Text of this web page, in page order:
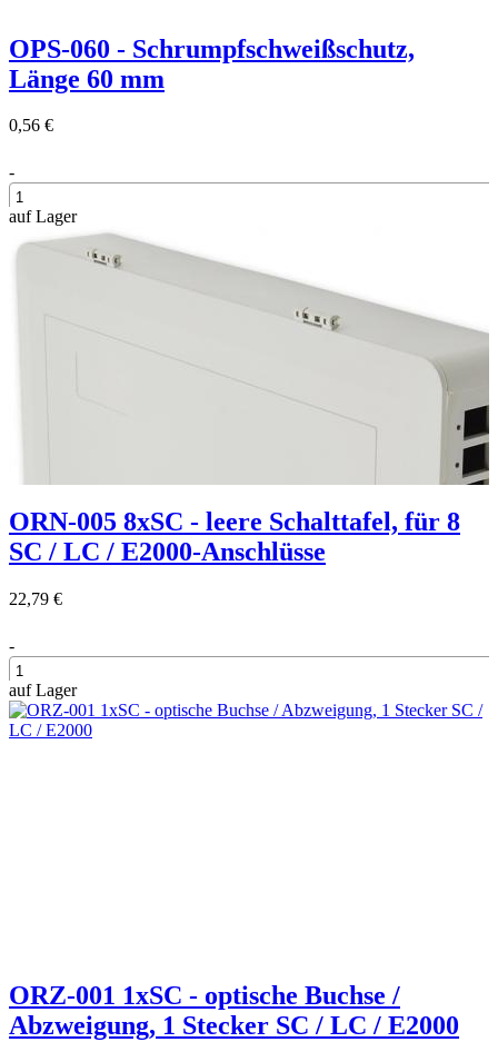
OPS-060 - Schrumpfschweißschutz,
Länge 60 mm
0,56 €
-
auf Lager
ORN-005 8xSC - leere Schalttafel, für 8
SC / LC / E2000-Anschlüsse
22,79 €
-
+
auf Lager
ORZ-001 1xSC - optische Buchse /
Abzweigung, 1 Stecker SC / LC / E2000